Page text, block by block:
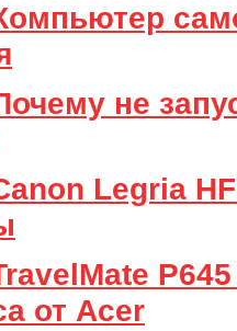
не
Legria
от Acer